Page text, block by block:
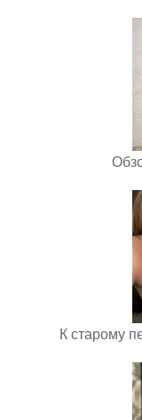
К старому